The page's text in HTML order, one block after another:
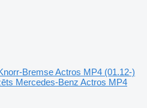
Bremse Actros MP4 (01.12-)
Mercedes-Benz Actros MP4